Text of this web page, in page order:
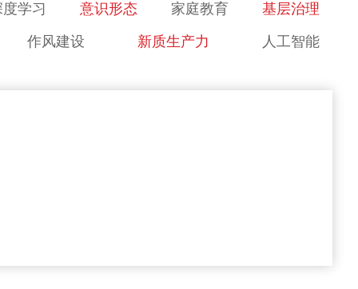
学习 意识形态 家庭教育 基层治理
作风建设 新质生产力 人工智能